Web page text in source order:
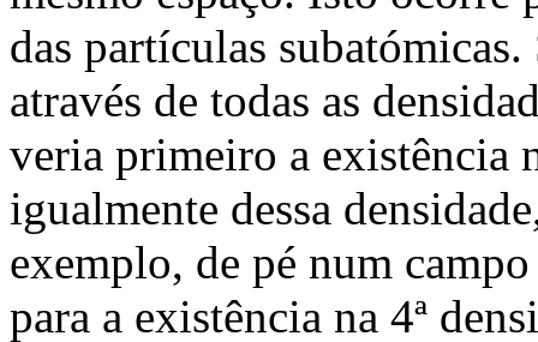
das partículas
através de todas as
veria primeiro a existência
igualmente dessa
exemplo, de pé num
para a existência na 4ª